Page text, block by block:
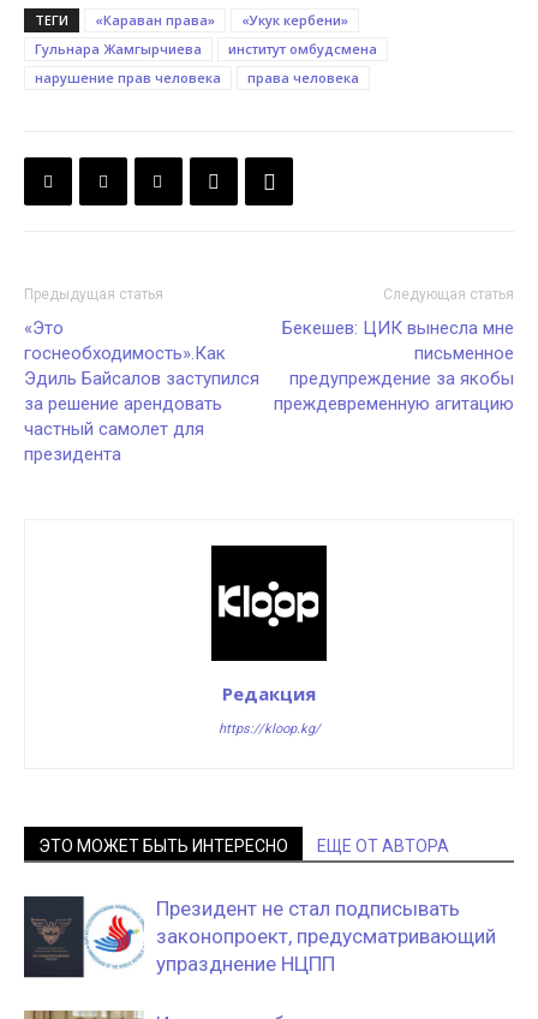
ТЕГИ «Караван права»
«Укук кербени»
Гульнара Жамгырчиева
институт омбудсмена
нарушение прав человека
права человека
Предыдущая статья
«Это
госнеобходимость».Как
Эдиль Байсалов заступился
за решение арендовать
частный самолет для
президента
Следующая статья
Бекешев: ЦИК вынесла мне
письменное
предупреждение за якобы
преждевременную агитацию
Редакция
https://kloop.kg/
ЭТО МОЖЕТ БЫТЬ ИНТЕРЕСНО ЕЩЕ ОТ АВТОРА
Президент не стал подписывать
законопроект, предусматривающий
упразднение НЦПП